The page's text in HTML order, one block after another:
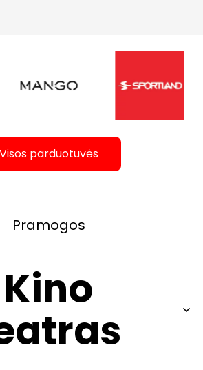
Visos parduotuvės
Pramogos
Kino